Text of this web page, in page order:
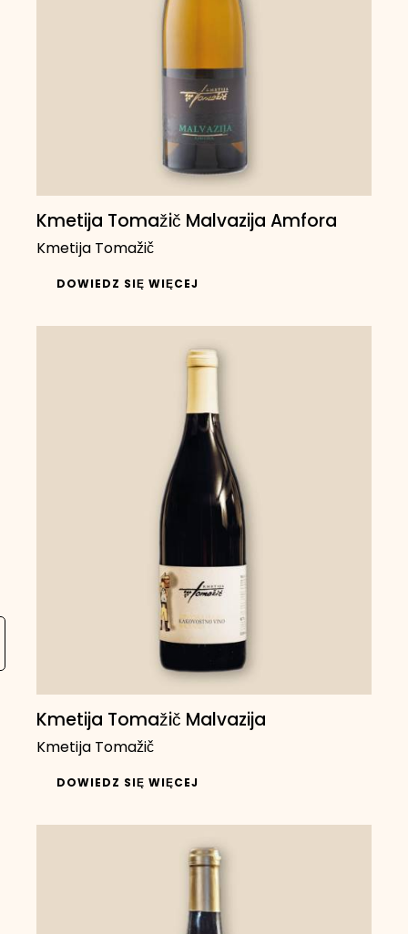
Kmetija Tomažič Malvazija Amfora
Kmetija Tomažič
DOWIEDZ SIĘ WIĘCEJ
Kmetija Tomažič Malvazija
Kmetija Tomažič
DOWIEDZ SIĘ WIĘCEJ